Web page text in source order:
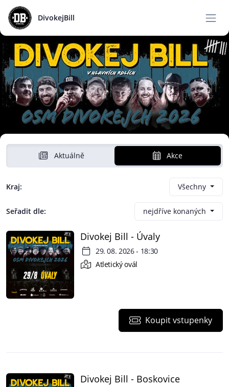
DivokejBill
Aktuálně Akce
Kraj: Všechny
Seřadit dle: nejdříve konaných
Divokej Bill - Úvaly
29. 08. 2026 - 18:30
Atletický ovál
Koupit vstupenky
Divokej Bill - Boskovice